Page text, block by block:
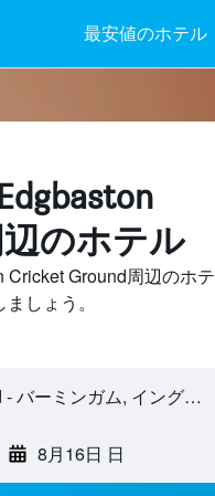
最安値のホテル
のホテル
Ground周辺のホテ
しょう。
8月16日 日